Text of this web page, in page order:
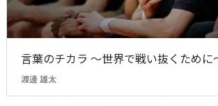
言葉のチカラ ～世界で戦い抜くために
渡邊 雄太